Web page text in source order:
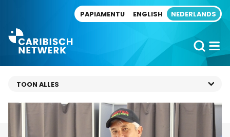
PAPIAMENTU ENGLISH NEDERLANDS